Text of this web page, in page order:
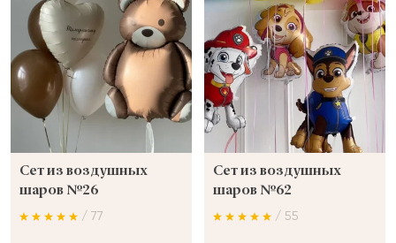
Сет из воздушных
шаров №26
/ 77
Сет из воздушных
шаров №62
/ 55